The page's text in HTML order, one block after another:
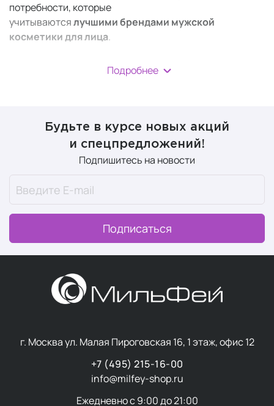
потребности, которые
учитываютсялучшимибрендами мужской
косметики для лица.
В отличие от женских аналогов, косметика для мужчин
базовый уход, но и решение специфических проблем
Формулы часто содержат повышенную концентрацию
ароматических композициях и лаконичном дизайне
упаковки.
Мужские средства часто включают компоненты с
противовоспалительным и успокаивающим
действием, а текстуры легче впитываются, не
оставляя липкости.
профессиональной
мужской косметики для
Подробнее
Будьте в курсе новых акций
и спецпредложений!
Подпишитесь на новости
Подписаться
г. Москва ул. Малая Пироговская 16, 1 этаж, офис 12
+7 (495) 215-16-00
info@milfey-shop.ru
Ежедневно с 9:00 до 21:00